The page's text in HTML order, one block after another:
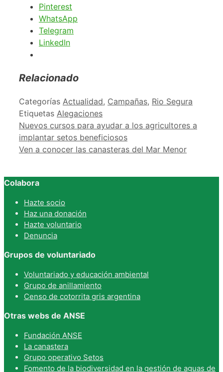
Pinterest
WhatsApp
Telegram
LinkedIn
Relacionado
Categorías Actualidad, Campañas, Rio Segura
Etiquetas Alegaciones
Nuevos cursos para ayudar a los agricultores a
implantar setos beneficiosos
Ven a conocer las canasteras del Mar Menor
Colabora
Hazte socio
Haz una donación
Hazte voluntario
Denuncia
Grupos de voluntariado
Voluntariado y educación ambiental
Grupo de anillamiento
Censo de cotorrita gris argentina
Otras webs de ANSE
Fundación ANSE
La canastera
Grupo operativo Setos
Fomento de la biodiversidad en la gestión de aguas de